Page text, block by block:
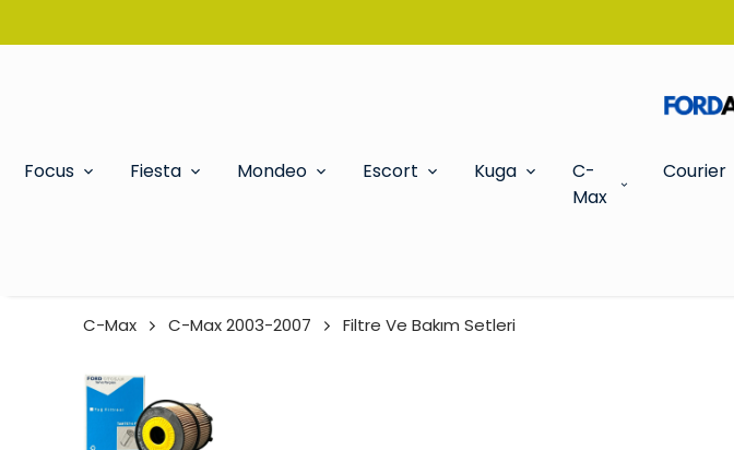
Focus Fiesta Mondeo Escort Kuga
C-
Max
Courier
C-Max C-Max 2003-2007 Filtre Ve Bakım Setleri